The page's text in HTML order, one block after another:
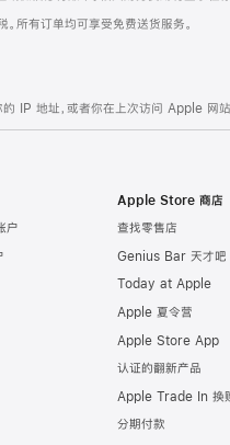
所有订单均可享受免费送货服务。
IP 地址，或者你在上次访问 Apple 网站
户
Apple Store 商店
查找零售店
Genius Bar 天才吧
Today at Apple
Apple 夏令营
Apple Store App
认证的翻新产品
Apple Trade In 换
分期付款